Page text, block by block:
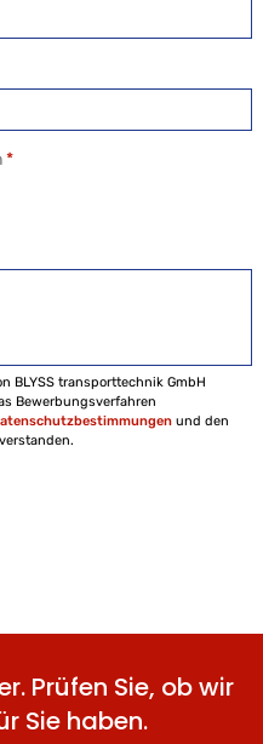
*
BLYSS transporttechnik GmbH
Bewerbungsverfahren
und den
Prüfen Sie, ob wir
Sie haben.